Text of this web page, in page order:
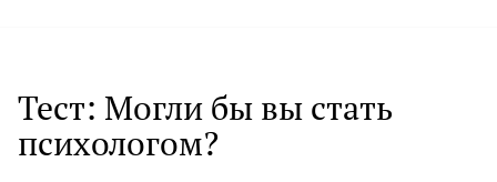
Тест: Могли бы вы стать
психологом?